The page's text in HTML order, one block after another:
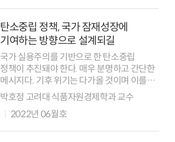
탄소중립 정책, 국가 잠재성장에
기여하는 방향으로 설계되길
국가 실용주의를 기반으로 한 탄소중립
정책이 추진돼야 한다. 매우 분명하고 간단한
메시지다. 기후 위기는 다가올 것이며 이를
위해서는 지금부터 나라 곳간을 채워놔야
한다. 명분만 앞세우면서 실용을 갖추지 못한
탄소중립 정책은 그 자체가 지속가능성을
박호정 고려대 식품자원경제학과 교수
2022년 06월호